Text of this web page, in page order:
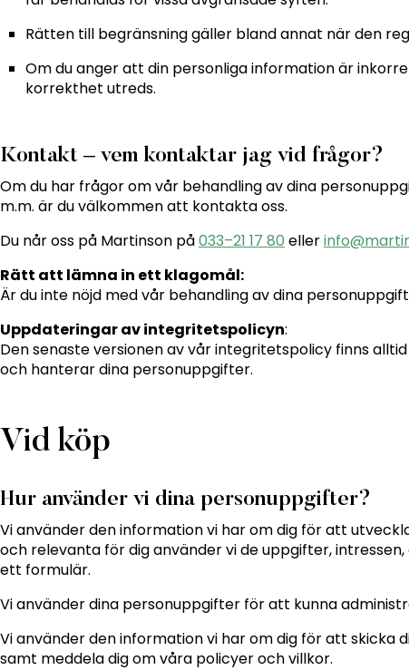
Rätten till begränsning gäller bland annat när den
Om du anger att din personliga information är
korrekthet utreds.
Kontakt – vem kontaktar jag vid frågor?
Om du har frågor om vår behandling av dina
m.m. är du välkommen att kontakta oss.
Du når oss på Martinson på033–21 17 80 eller
Rätt att lämna in ett klagomål:
Är du inte nöjd med vår behandling av dina
Uppdateringar av integritetspolicyn:
Den senaste versionen av vår integritetspolicy finns
och hanterar dina personuppgifter.
Vid köp
Hur använder vi dina personuppgifter?
Vi använder den information vi har om dig för att
och relevanta för dig använder vi de uppgifter,
ett formulär.
Vi använder dina personuppgifter för att kunna
Vi använder den information vi har om dig för att
samt meddela dig om våra policyer och villkor.